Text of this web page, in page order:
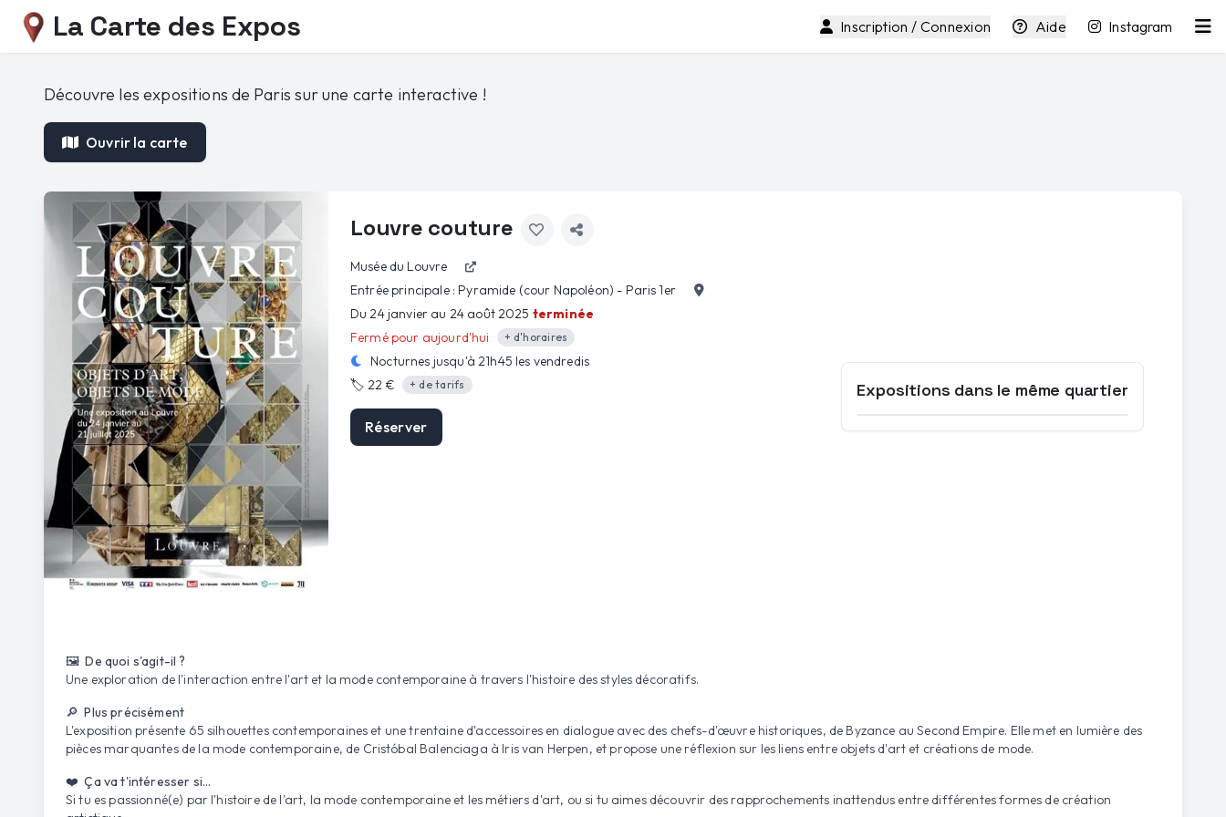
La Carte des Expos Inscription / Connexion Aide Instagram
Découvre les expositions de Paris sur une carte interactive !
Ouvrir la carte
Louvre couture
Musée du Louvre
Entrée principale : Pyramide (cour Napoléon) - Paris 1er
Du 24 janvier au 24 août 2025 terminée
Fermé pour aujourd'hui
+ d'horaires
Nocturnes jusqu'à21h45 les vendredis
🏷️22 € + de tarifs
Réserver
Expositions dans le même quartier
🖼️ De quoi s'agit-il ?
Une exploration de l'interaction entre l'art et la mode contemporaine à travers l'histoire des styles décoratifs.
🔎 Plus précisément
L'exposition présente 65 silhouettes contemporaines et une trentaine d'accessoires en dialogue avec des chefs-d'œuvre historiques, de Byzance au Second Empire. Elle met en lumière des
pièces marquantes de la mode contemporaine, de Cristóbal Balenciaga à Iris van Herpen, et propose une réflexion sur les liens entre objets d'art et créations de mode.
❤️ Ça va t'intéresser si...
Si tu es passionné(e) par l'histoire de l'art, la mode contemporaine et les métiers d'art, ou si tu aimes découvrir des rapprochements inattendus entre différentes formes de création